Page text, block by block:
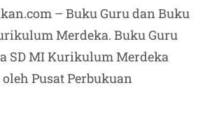
– Buku Guru dan Buku
Merdeka. Buku Guru
SD MI Kurikulum Merdeka
Pusat Perbukuan